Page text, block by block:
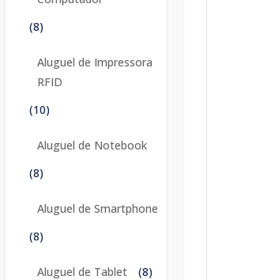
(8)
Aluguel de Impressora
RFID
(10)
Aluguel de Notebook
(8)
Aluguel de Smartphone
(8)
Aluguel de Tablet (8)